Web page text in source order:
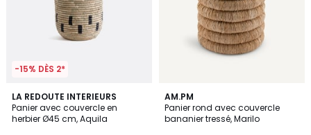
-15% DÈS 2*
LA REDOUTE INTERIEURS
Panier avec couvercle en
herbier Ø45 cm, Aquila
5
/
5
AM.PM
Panier rond avec couvercle
bananier tressé, Marilo
3,7
/ 5